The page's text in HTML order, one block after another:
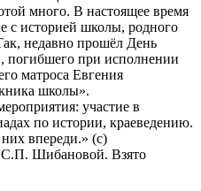
много. В настоящее время
с историей школы, родного
недавно прошёл День
при исполнении
матроса Евгения
школы».
участие в
по истории, краеведению.
впереди.» (с)
Шибановой. Взято